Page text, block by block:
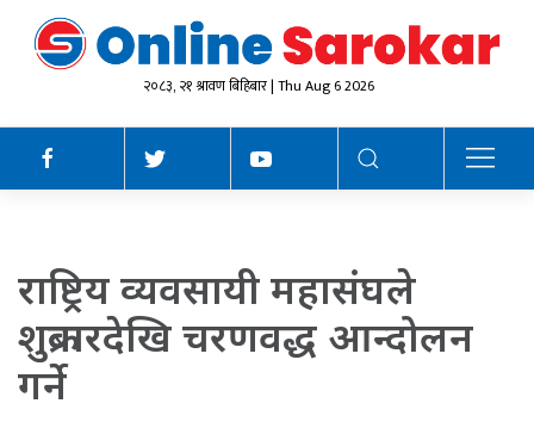
२०८३, २१ श्रावण बिहिबार | Thu Aug 6 2026
राष्ट्रिय व्यवसायी महासंघले
शुक्रबारदेखि चरणवद्ध आन्दोलन
गर्ने